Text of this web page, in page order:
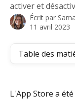
activer et
Écrit par
11 avril 2023
Table des
L'App Store a